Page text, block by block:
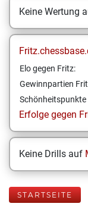
Keine Wertung
Elo gegen Fritz:
Gewinnpartien
Schönheitspunkte
Erfolge gegen
Keine Drills auf
STARTSEITE